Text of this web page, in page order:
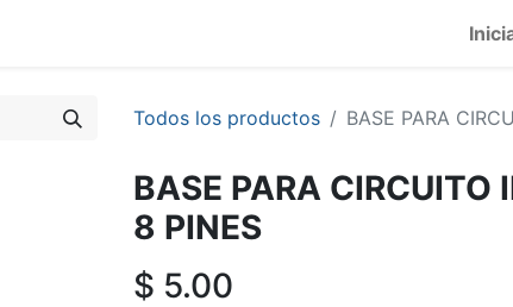
Todos los productos BASE PARA
BASE PARA CIRCUITO
8 PINES
$ 5.00